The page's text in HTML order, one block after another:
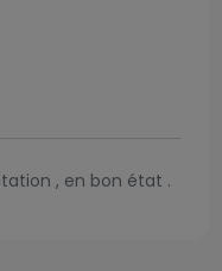
, en bon état .